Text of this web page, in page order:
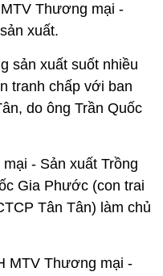
Thương mại -
xuất.
sản xuất suốt nhiều
tranh chấp với ban
do ông Trần Quốc
- Sản xuất Trồng
Gia Phước (con trai
Tân Tân) làm chủ
MTV Thương mại -